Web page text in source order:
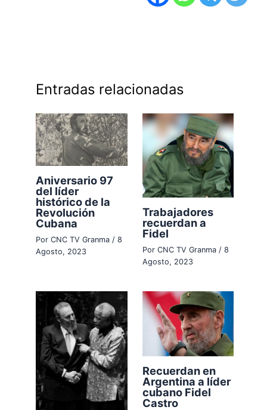
Entradas relacionadas
Aniversario 97
del líder
histórico de la
Revolución
Cubana
PorCNC TV Granma /8
Agosto, 2023
Trabajadores
recuerdan a
Fidel
Por CNC TV Granma / 8
Agosto, 2023
Recuerdan en
Argentina a líder
cubano Fidel
Castro